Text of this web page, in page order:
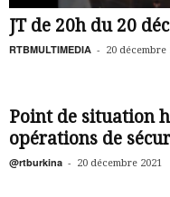
JT de 20h du 20
RTBMULTIMEDIA - 20 décembre
Point de situation
opérations de
@rtburkina - 20 décembre 2021